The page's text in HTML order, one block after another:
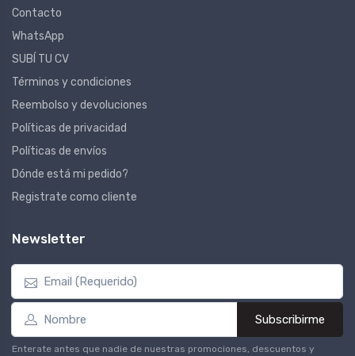
Contacto
WhatsApp
SUBÍ TU CV
Términos y condiciones
Reembolso y devoluciones
Políticas de privacidad
Políticas de envíos
Dónde está mi pedido?
Registrate como cliente
Newsletter
Subscribirme
Enterate antes que nadie de nuestras promociones, descuentos y